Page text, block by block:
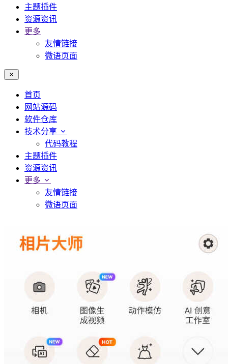
主题插件
资源资讯
更多
友情链接
微语页面
首页
网站源码
软件仓库
技术分享
代码教程
主题插件
资源资讯
更多
友情链接
微语页面